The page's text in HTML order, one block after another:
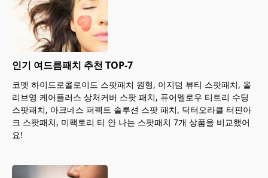
인기 여드름패치 추천 TOP-7
코멧 하이드로콜로이드 스팟패치 원형, 이지덤 뷰티 스팟패치, 올
리브영 케어플러스 상처커버 스팟 패치, 퓨어멜로우 티트리 수딩
스팟패치, 아크네스 퍼펙트 솔루션 스팟 패치, 닥터오라클 터핀아
크 스팟패치, 미팩토리 티 안 나는 스팟패치 7개 상품을 비교했어
요!